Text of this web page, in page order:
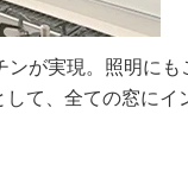
が実現。照明にも
て、全ての窓にイ